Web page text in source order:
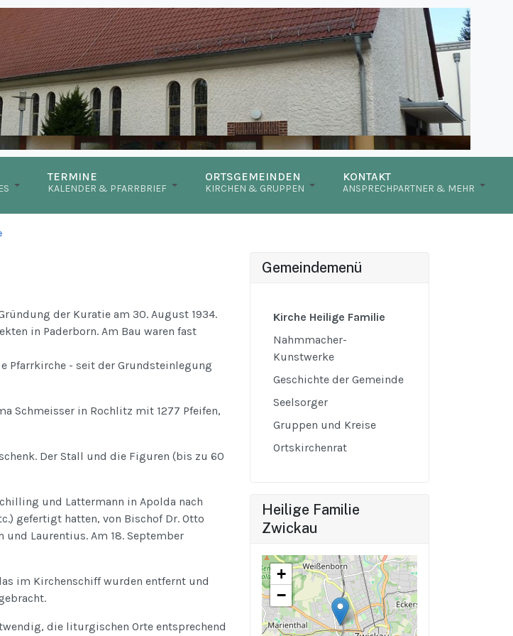
TERMINE
KALENDER & PFARRBRIEF
ORTSGEMEINDEN
KIRCHEN & GRUPPEN
KONTAKT
ANSPRECHPARTNER & MEHR
der Kuratie am 30. August 1934.
in Paderborn. Am Bau waren fast
Pfarrkirche - seit der Grundsteinlegung
Schmeisser in Rochlitz mit 1277 Pfeifen,
Der Stall und die Figuren (bis zu 60
und Lattermann in Apolda nach
gefertigt hatten, von Bischof Dr. Otto
und Laurentius. Am 18. September
im Kirchenschiff wurden entfernt und
die liturgischen Orte entsprechend
Gemeindemenü
Kirche Heilige Familie
Nahmmacher-
Kunstwerke
Geschichte der Gemeinde
Seelsorger
Gruppen und Kreise
Ortskirchenrat
Heilige Familie
Zwickau
+
−